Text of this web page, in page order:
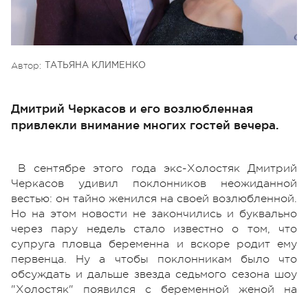
Автор: ТАТЬЯНА КЛИМЕНКО
Дмитрий Черкасов и его возлюбленная
привлекли внимание многих гостей вечера.
В сентябре этого года экс-Холостяк Дмитрий
Черкасов удивил поклонников неожиданной
вестью: он тайно женился на своей возлюбленной.
Но на этом новости не закончились и буквально
через пару недель стало известно о том, что
супруга пловца беременна и вскоре родит ему
первенца. Ну а чтобы поклонникам было что
обсуждать и дальше звезда седьмого сезона шоу
"Холостяк" появился с беременной женой на